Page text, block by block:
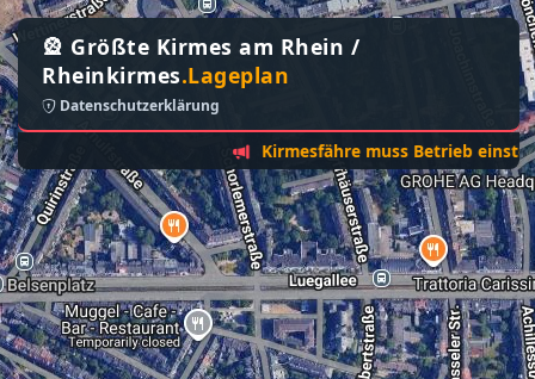
🎡 Größte Kirmes am Rhein /
Rheinkirmes.Lageplan
Datenschutzerklärung
Kirmesfähre muss Betrieb einstellen